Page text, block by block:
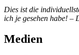
Dies ist die
ich je gesehen habe! –
Medien